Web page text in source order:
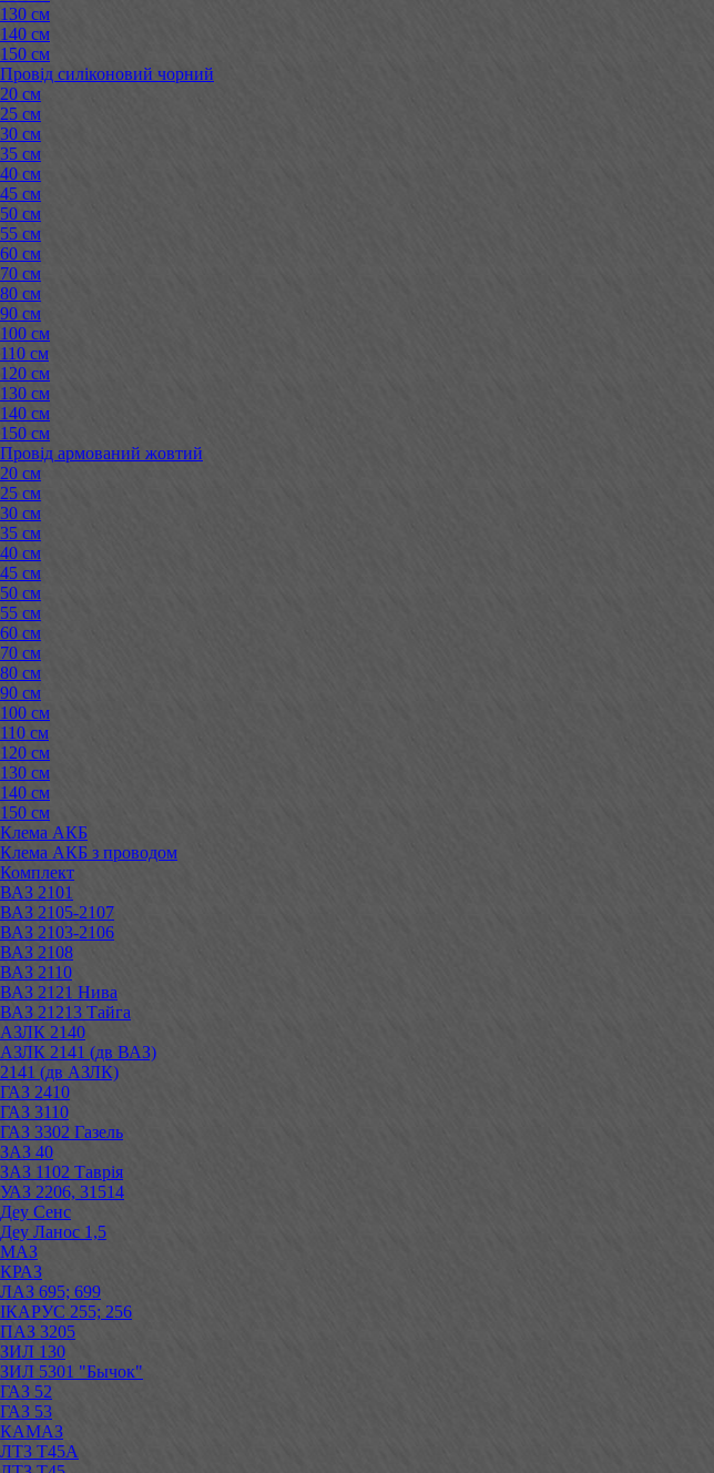
130 см
140 см
150 см
Провід силіконовий чорний
20 см
25 см
30 см
35 см
40 см
45 см
50 см
55 см
60 см
70 см
80 см
90 см
100 см
110 см
120 см
130 см
140 см
150 см
Провід армований жовтий
20 см
25 см
30 см
35 см
40 см
45 см
50 см
55 см
60 см
70 см
80 см
90 см
100 см
110 см
120 см
130 см
140 см
150 см
Клема АКБ
Клема АКБ з проводом
Комплект
ВАЗ 2101
ВАЗ 2105-2107
ВАЗ 2103-2106
ВАЗ 2108
ВАЗ 2110
ВАЗ 2121 Нива
ВАЗ 21213 Тайга
АЗЛК 2140
АЗЛК 2141 (дв ВАЗ)
2141 (дв АЗЛК)
ГАЗ 2410
ГАЗ 3110
ГАЗ 3302 Газель
ЗАЗ 40
ЗАЗ 1102 Таврія
УАЗ 2206, 31514
Деу Сенс
Деу Ланос 1,5
МАЗ
КРАЗ
ЛАЗ 695; 699
ІКАРУС 255; 256
ПАЗ 3205
ЗИЛ 130
ЗИЛ 5301 "Бычок"
ГАЗ 52
ГАЗ 53
КАМАЗ
ЛТЗ Т45А